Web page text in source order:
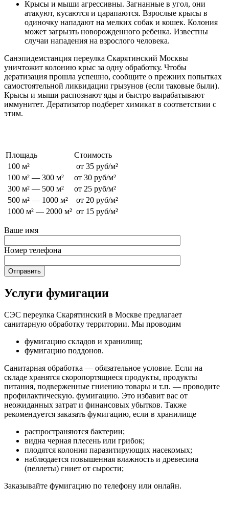
Крысы и мыши агрессивны. Загнанные в угол, они
атакуют, кусаются и царапаются. Взрослые крысы в
одиночку нападают на мелких собак и кошек. Колония
может загрызть новорожденного ребенка. Известны
случаи нападения на взрослого человека.
Санэпидемстанция переулка Скарятинский Москвы
уничтожит колонию крыс за одну обработку. Чтобы
дератизация прошла успешно, сообщите о прежних попытках
самостоятельной ликвидации грызунов (если таковые были).
Крысы и мыши распознают яды и быстро вырабатывают
иммунитет. Дератизатор подберет химикат в соответствии с
этим.
Площадь
Стоимость
100 м²
от 35 руб/м²
100 м² — 300 м²
от 30 руб/м²
300 м² — 500 м²
от 25 руб/м²
500 м² — 1000 м²
от 20 руб/м²
1000 м² — 2000 м² от 15 руб/м²
Ваше имя
Номер телефона
Услуги фумигации
СЭС переулка Скарятинский в Москве предлагает
санитарную обработку территории. Мы проводим
фумигацию складов и хранилищ;
фумигацию поддонов.
Санитарная обработка — обязательное условие. Если на
складе хранятся скоропортящиеся продукты, продукты
питания, подверженные гниению товары и т.п. — проводите
профилактическую. фумигацию. Это избавит вас от
неожиданных затрат и финансовых убытков. Также
рекомендуется заказать фумигацию, если в хранилище
распространяются бактерии;
видна черная плесень или грибок;
плодятся колонии паразитирующих насекомых;
наблюдается повышенная влажность и древесина
(пеллеты) гниет от сырости;
Заказывайте фумигацию по телефону или онлайн.